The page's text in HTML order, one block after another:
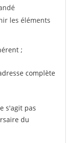
les éléments
;
complète
s'agit pas
du